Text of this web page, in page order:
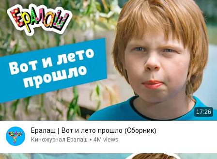
17:26
Ералаш | Вот и лето прошло (Сборник)
Киножурнал Ералаш • 4M views